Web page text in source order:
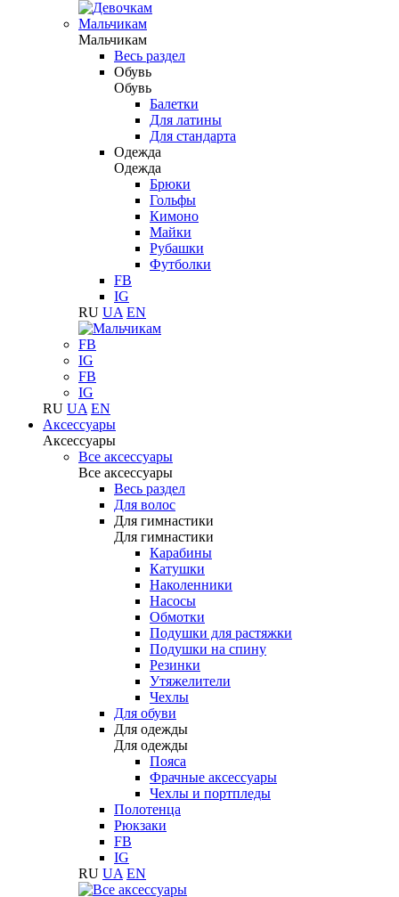
Мальчикам
Мальчикам
Весь раздел
Обувь
Обувь
Балетки
Для латины
Для стандарта
Одежда
Одежда
Брюки
Гольфы
Кимоно
Майки
Рубашки
Футболки
FB
IG
RU UA EN
FB
IG
FB
IG
RU UA EN
Аксессуары
Аксессуары
Все аксессуары
Все аксессуары
Весь раздел
Для волос
Для гимнастики
Для гимнастики
Карабины
Катушки
Наколенники
Насосы
Обмотки
Подушки для растяжки
Подушки на спину
Резинки
Утяжелители
Чехлы
Для обуви
Для одежды
Для одежды
Пояса
Фрачные аксессуары
Чехлы и портпледы
Полотенца
Рюкзаки
FB
IG
RU UA EN